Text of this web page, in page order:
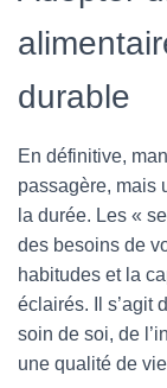
durable
En définitive,
passagère, mais
la durée. Les «
des besoins de
habitudes et la
éclairés. Il s’agit
soin de soi, de
une qualité de